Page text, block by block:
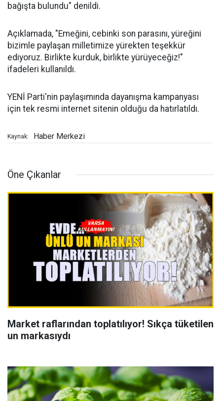
bağışta bulundu" denildi.
Açıklamada, "Emeğini, cebinki son parasını, yüreğini
bizimle paylaşan milletimize yürekten teşekkür
ediyoruz. Birlikte kurduk, birlikte yürüyeceğiz!"
ifadeleri kullanıldı.
YENİ Parti'nin paylaşımında dayanışma kampanyası
için tek resmi internet sitenin olduğu da hatırlatıldı.
Kaynak: Haber Merkezi
Öne Çıkanlar
Market raflarından toplatılıyor! Sıkça tüketilen
un markasıydı